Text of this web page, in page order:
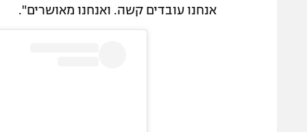
אנחנו עובדים קשה. ואנחנו מאושרים".